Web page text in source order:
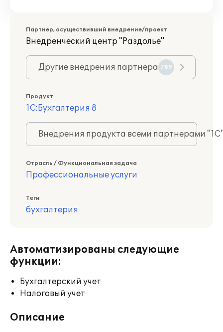
Партнер, осуществивший внедрение/проект
Внедренческий центр "Раздолье"
Другие внедрения партнера 789
Продукт
1С:Бухгалтерия 8
Внедрения продукта всеми партнерами
Отрасль / Функциональная задача
Профессиональные услуги
Теги
бухгалтерия
Автоматизированы следующие
функции:
Бухгалтерский учет
Налоговый учет
Описание